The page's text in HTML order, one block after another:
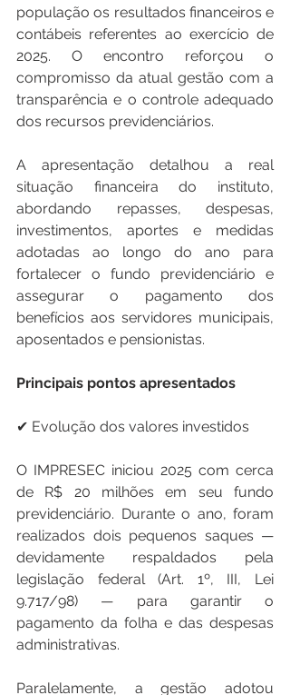
população os resultados financeiros e
contábeis referentes ao exercício de
2025. O encontro reforçou o
compromisso da atual gestão com a
transparência e o controle adequado
dos recursos previdenciários.
A apresentação detalhou a real
situação financeira do instituto,
abordando repasses, despesas,
investimentos, aportes e medidas
adotadas ao longo do ano para
fortalecer o fundo previdenciário e
assegurar o pagamento dos
benefícios aos servidores municipais,
aposentados e pensionistas.
Principais pontos apresentados
✔ Evolução dos valores investidos
O IMPRESEC iniciou 2025 com cerca
de R$ 20 milhões em seu fundo
previdenciário. Durante o ano, foram
realizados dois pequenos saques —
devidamente respaldados pela
legislação federal (Art. 1º, III, Lei
9.717/98) — para garantir o
pagamento da folha e das despesas
administrativas.
Paralelamente, a gestão adotou